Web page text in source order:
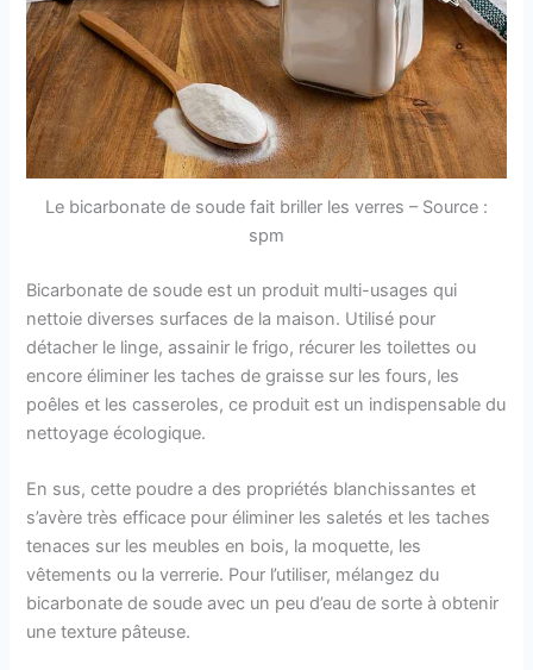
Le bicarbonate de soude fait briller les verres – Source :
spm
Bicarbonate de soude est un produit multi-usages qui
nettoie diverses surfaces de la maison. Utilisé pour
détacher le linge, assainir le frigo, récurer les toilettes ou
encore éliminer les taches de graisse sur les fours, les
poêles et les casseroles, ce produit est un indispensable du
nettoyage écologique.
En sus, cette poudre a des propriétés blanchissantes et
s’avère très efficace pour éliminer les saletés et les taches
tenaces sur les meubles en bois, la moquette, les
vêtements ou la verrerie. Pour l’utiliser, mélangez du
bicarbonate de soude avec un peu d’eau de sorte à obtenir
une texture pâteuse.